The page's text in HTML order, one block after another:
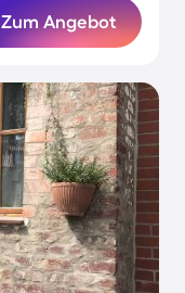
Zum Angebot